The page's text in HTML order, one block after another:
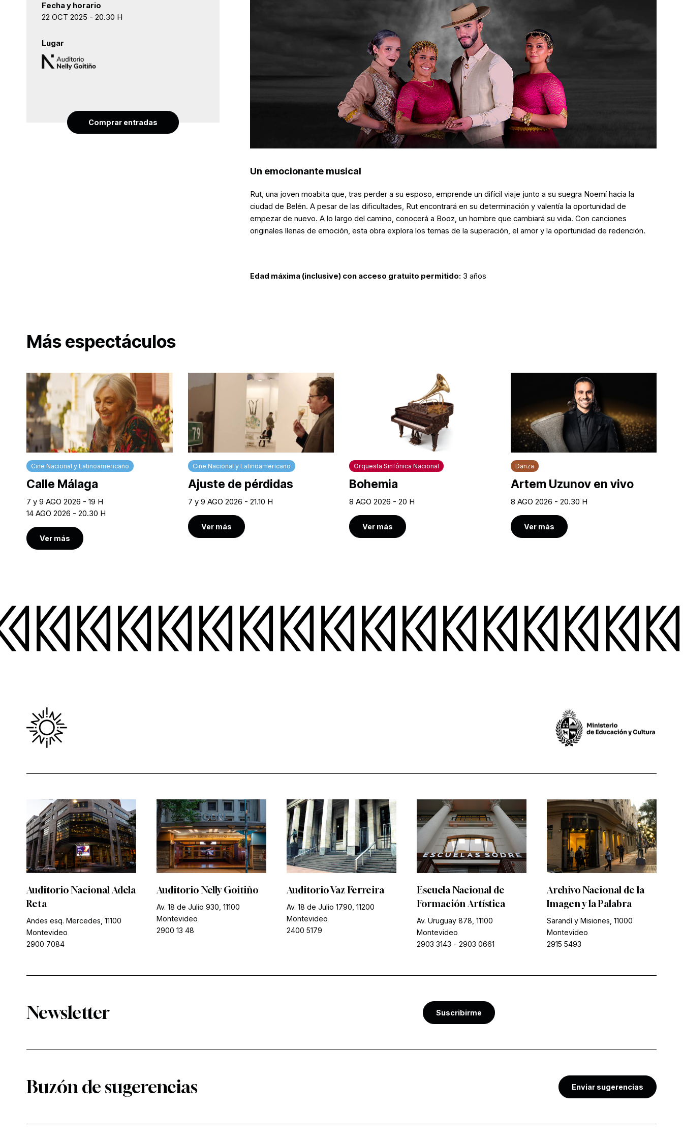
Un emocionante musical
Rut, una joven moabita que, tras perder a su esposo, emprende un difícil viaje junto a su suegra Noemí hacia la
ciudad de Belén. A pesar de las dificultades, Rut encontrará en su determinación y valentía la oportunidad de
empezar de nuevo. A lo largo del camino, conocerá a Booz, un hombre que cambiará su vida. Con canciones
originales llenas de emoción, esta obra explora los temas de la superación, el amor y la oportunidad de redención.
Edad máxima (inclusive) con acceso gratuito permitido: 3 años
Fecha y horario
22 OCT 2025 - 20.30 H
Lugar
Comprar entradas
Más espectáculos
Cine Nacional y Latinoamericano
Calle Málaga
7 y 9 AGO 2026 - 19 H
14 AGO 2026 - 20.30 H
Ver más
Cine Nacional y Latinoamericano
Ajuste de pérdidas
7 y 9 AGO 2026 - 21.10 H
Ver más
Orquesta Sinfónica Nacional
Bohemia
8 AGO 2026 - 20 H
Ver más
Danza
Artem Uzunov en vivo
8 AGO 2026 - 20.30 H
Ver más
Auditorio Nacional Adela
Reta
Andes esq. Mercedes, 11100
Montevideo
2900 7084
Auditorio Nelly Goitiño
Av. 18 de Julio 930, 11100
Montevideo
2900 13 48
Auditorio Vaz Ferreira
Av. 18 de Julio 1790, 11200
Montevideo
2400 5179
Escuela Nacional de
Formación Artística
Av. Uruguay 878, 11100
Montevideo
2903 3143 - 2903 0661
Archivo Nacional de la
Imagen y la Palabra
Sarandí y Misiones, 11000
Montevideo
2915 5493
Newsletter Suscribirme
Buzón de sugerencias Enviar sugerencias